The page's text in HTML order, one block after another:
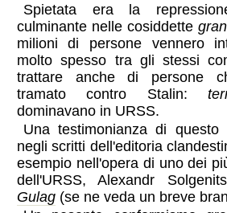
Spietata era la
culminante nelle cosiddette
milioni di persone vennero
molto spesso tra gli stessi
trattare anche di persone
tramato contro Stalin:
dominavano in URSS.
Una testimonianza di
negli scritti dell'editoria
esempio nell'opera di uno dei
dell'URSS, Alexandr
Gulag(se ne veda un breve